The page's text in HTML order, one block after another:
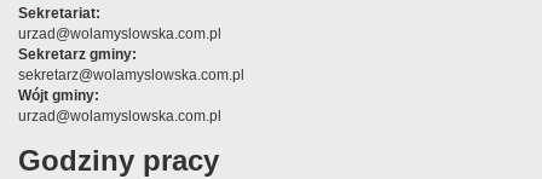
Sekretariat:
urzad@wolamyslowska.com.pl
Sekretarz gminy:
sekretarz@wolamyslowska.com.pl
Wójt gminy:
urzad@wolamyslowska.com.pl
Godziny pracy